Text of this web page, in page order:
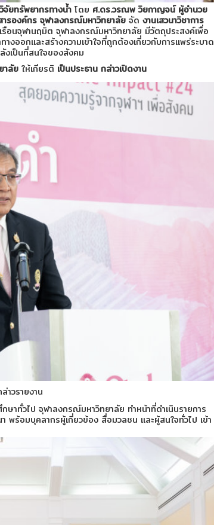
จัยทรัพยากรทางน้ำ โดย ศ.ดร.วรณพ วิยกาญจน์ ผู้อำนวย
รองค์กร จุฬาลงกรณ์มหาวิทยาลัย จัด งานเสวนาวิชาการ
อนจุฬานฤมิต จุฬาลงกรณ์มหาวิทยาลัย มีวัตถุประสงค์เพื่อ
งออกและสร้างความเข้าใจที่ถูกต้องเกี่ยวกับการแพร่ระบาด
งเป็นที่สนใจของสังคม
าลัย ให้เกียรติ เป็นประธาน กล่าวเปิดงาน
าวรายงาน
ษาทั่วไป จุฬาลงกรณ์มหาวิทยาลัย ทำหน้าที่ดำเนินรายการ
พร้อมบุคลากรผู้เกี่ยวข้อง สื่อมวลชน และผู้สนใจทั่วไป เข้า